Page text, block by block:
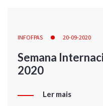
INFOFPAS 20-09-2020
Semana
2020
Ler mais